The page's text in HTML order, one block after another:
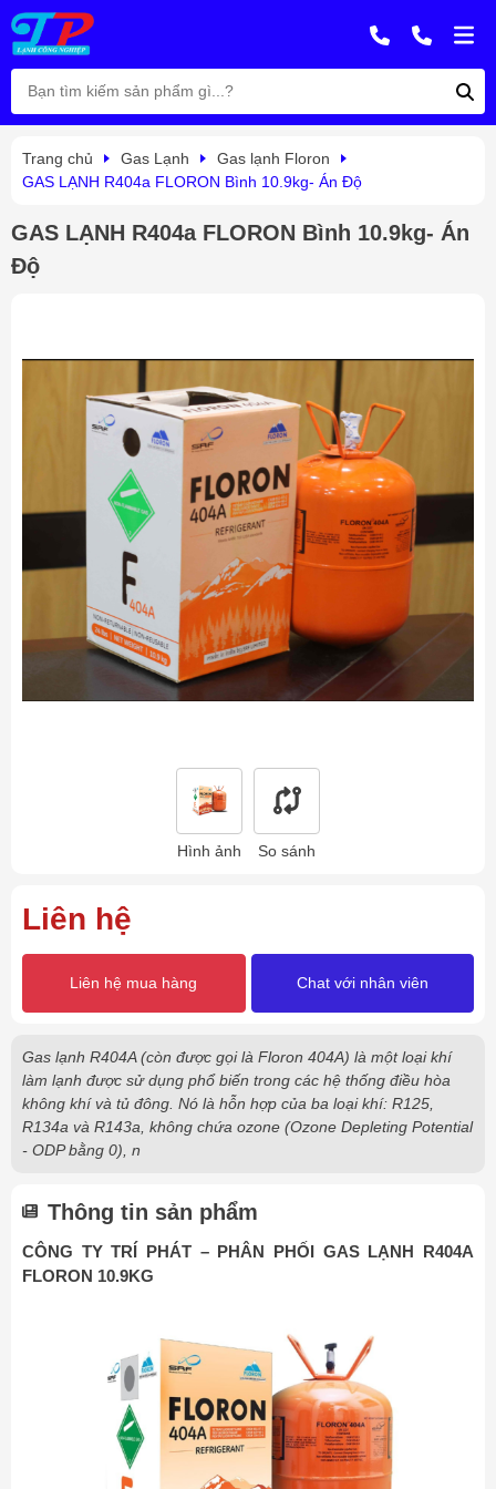
Trang chủ Gas Lạnh
Gas lạnh Floron
GAS LẠNH R404a FLORON Bình 10.9kg- Án Độ
GAS LẠNH R404a FLORON Bình 10.9kg- Án
Độ
Hình ảnh So sánh
Liên hệ
Liên hệ mua hàng Chat với nhân viên
Gas lạnh R404A (còn được gọi là Floron 404A) là một loại khí
làm lạnh được sử dụng phổ biến trong các hệ thống điều hòa
không khí và tủ đông. Nó là hỗn hợp của ba loại khí: R125,
R134a và R143a, không chứa ozone (Ozone Depleting Potential
- ODP bằng 0), n
Thông tin sản phẩm
CÔNG TY TRÍ PHÁT – PHÂN PHỐI GAS LẠNH R404A
FLORON 10.9KG